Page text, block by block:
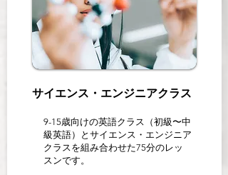
サイエンス・エンジニアクラス
9-15歳向けの英語クラス（初級〜中
級英語）とサイエンス・エンジニア
クラスを組み合わせた75分のレッ
スンです。